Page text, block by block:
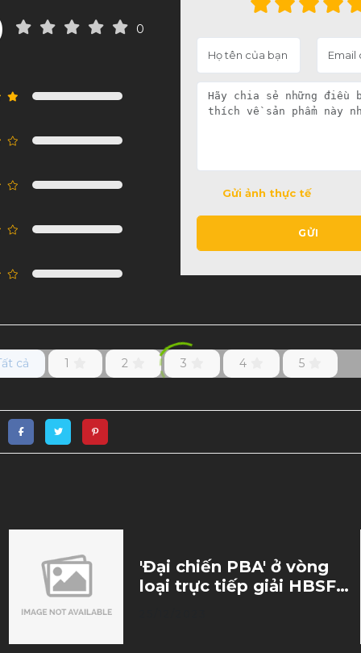
0
Gửi ảnh thực tế
GỬI
cả 1 2 3 4 5
'Đại chiến PBA' ở vòng
loại trực tiếp giải HBSF